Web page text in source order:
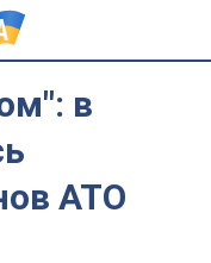
в
АТО